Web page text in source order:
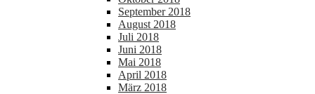
September 2018
August 2018
Juli 2018
Juni 2018
Mai 2018
April 2018
März 2018